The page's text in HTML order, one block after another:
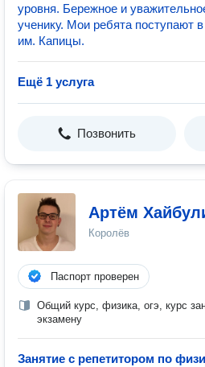
уровня. Бережное и
ученику. Мои ребята поступают
им. Капицы.
Ещё 1 услуга
Позвонить
Артём
Королёв
Паспорт проверен
Общий курс, физика, огэ, курс
экзамену
Занятие с репетитором по